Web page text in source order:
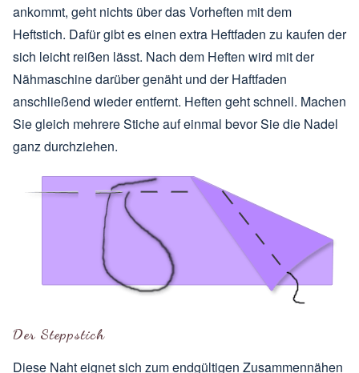
ankommt, geht nichts über das Vorheften mit dem
Heftstich. Dafür gibt es einen extra Heftfaden zu kaufen der
sich leicht reißen lässt. Nach dem Heften wird mit der
Nähmaschine darüber genäht und der Haftfaden
anschließend wieder entfernt. Heften geht schnell. Machen
Sie gleich mehrere Stiche auf einmal bevor Sie die Nadel
ganz durchziehen.
Der Steppstich
Diese Naht eignet sich zum endgültigen Zusammennähen